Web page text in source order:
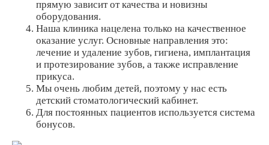
прямую зависит от качества и новизны
оборудования.
Наша клиника нацелена только на качественное
оказание услуг. Основные направления это:
лечение и удаление зубов, гигиена, имплантация
и протезирование зубов, а также исправление
прикуса.
Мы очень любим детей, поэтому у нас есть
детский стоматологический кабинет.
Для постоянных пациентов используется система
бонусов.